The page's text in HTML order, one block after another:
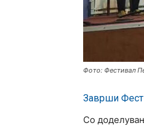
Фото: Фестивал
Заврши
Со